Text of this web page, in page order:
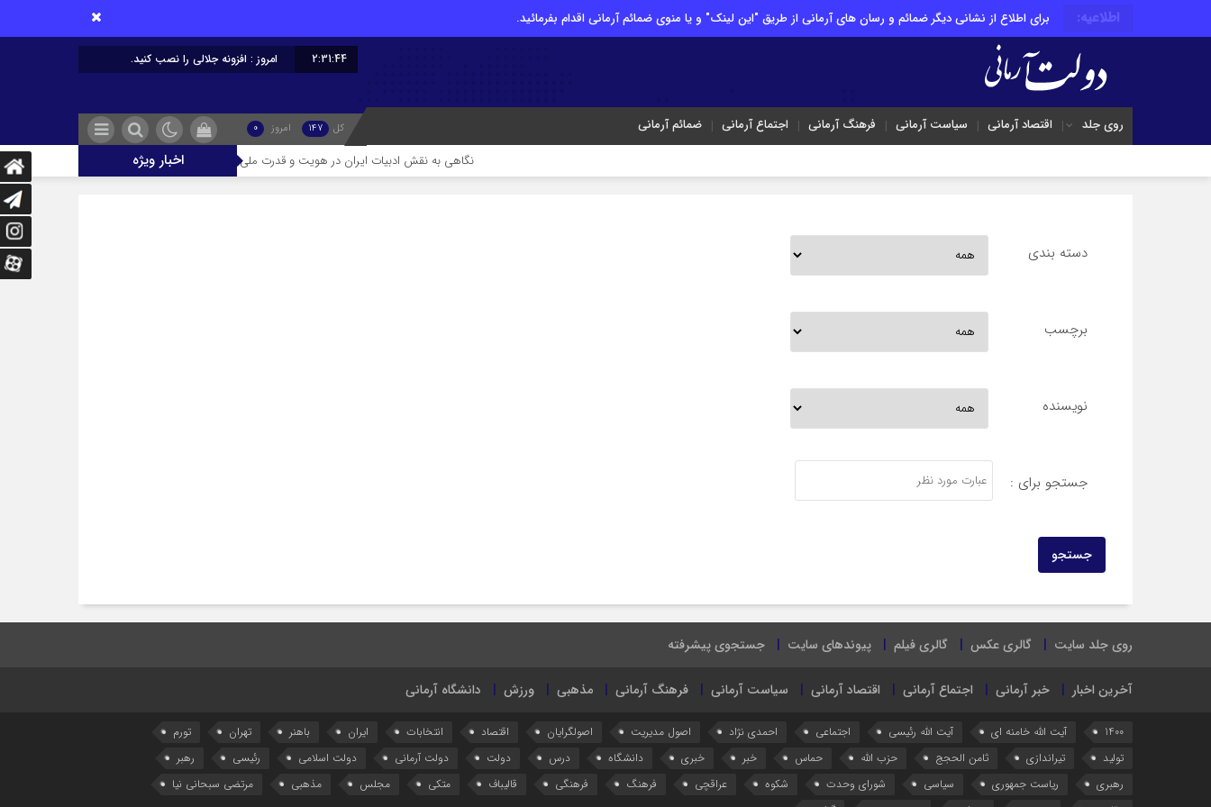
اطلاعیه: برای اطلاع از نشانی دیگر ضمائم و رسان های آرمانی از طریق "این لینک" و یا منوی ضمائم آرمانی اقدام بفرمائید.
2:31:44 امروز : افزونه جلالی را نصب کنید.
روی جلد اقتصاد آرمانی سیاست آرمانی فرهنگ آرمانی اجتماع آرمانی ضمائم آرمانی کل 147 امروز 0
اخبار ویژه نگاهی به نقش ادبیات ایران در هویت و قدرت ملی توسعه، نان نیست که بخرند؛ جانی است که
دسته بندی
برچسب
نویسنده
جستجو برای :
روی جلد سایت گالری عکس گالری فیلم پیوندهای سایت جستجوی پیشرفته
آخرین اخبار خبر آرمانی اجتماع آرمانی اقتصاد آرمانی سیاست آرمانی فرهنگ آرمانی مذهبی ورزش دانشگاه آرمانی
1400 آیت الله خامنه ای آیت الله رئیسی اجتماعی احمدی نژاد اصول مدیریت اصولگرایان اقتصاد انتخابات ایران باهنر تهران
تورم
تولید
تیراندازی ثامن الحجج حزب الله حماس خبر خبری دانشگاه درس دولت دولت آرمانی دولت اسلامی رئیسی
رهبر
رهبری
ریاست جمهوری سیاسی شورای وحدت شکوه عراقچی فرهنگ فرهنگی قالیباف متکی مجلس مذهبی
مرتضی سبحانی نیا